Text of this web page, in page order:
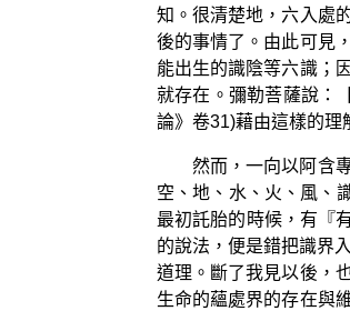
知。很清楚地，六入處
後的事情了。由此可見
能出生的識陰等六識；
就存在。彌勒菩薩說：
論》卷31)藉由這樣的理
然而，一向以阿含
空、地、水、火、風、
最初託胎的時候，有『
的說法，便是錯把識界
道理。斷了我見以後，
生命的蘊處界的存在與